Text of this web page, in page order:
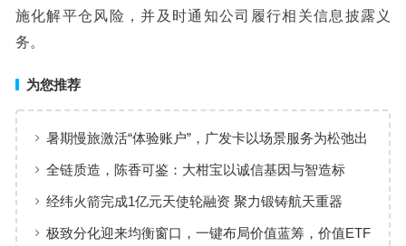
施化解平仓风险，并及时通知公司履行相关信息披露义
务。
为您推荐
暑期慢旅激活“体验账户”，广发卡以场景服务为松弛出
行添彩
全链质造，陈香可鉴：大柑宝以诚信基因与智造标
准，定义新会陈皮高质量发展
经纬火箭完成1亿元天使轮融资 聚力锻铸航天重器
极致分化迎来均衡窗口，一键布局价值蓝筹，价值ETF